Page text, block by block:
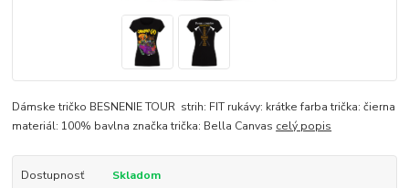
Dámske tričko BESNENIE TOUR strih: FIT rukávy: krátke farba trička: čierna
materiál: 100% bavlna značka trička: Bella Canvas celý popis
Dostupnosť
Skladom